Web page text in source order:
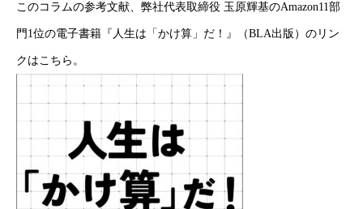
このコラムの参考文献、弊社代表取締役 玉原輝基のAmazon11部
門1位の電子書籍『人生は「かけ算」だ！』（BLA出版）のリン
クはこちら 。